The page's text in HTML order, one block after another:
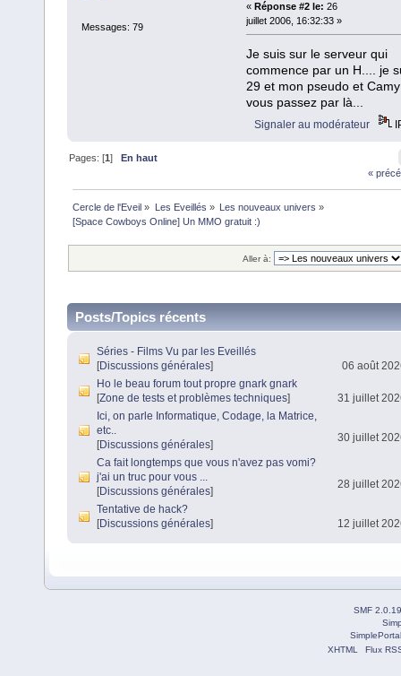
Messages: 79
« Réponse #2 le: 26
juillet 2006, 16:32:33 »
Je suis sur le serveur qui
commence par un H.... je
29 et mon pseudo et
vous passez par là...
Signaler au modérateur
Pages: [1]En haut
«
Cercle de l'Eveil » Les Eveillés » Les nouveaux univers »
[Space Cowboys Online] Un MMO gratuit :)
Aller à:
Posts/Topics récents
Séries - Films Vu par les Eveillés
[Discussions générales]
06 août
Ho le beau forum tout propre gnark gnark
[Zone de tests et problèmes techniques]
31 juillet
Ici, on parle Informatique, Codage, la Matrice,
etc..
[Discussions générales]
30 juillet
Ca fait longtemps que vous n'avez pas vomi?
j'ai un truc pour vous ...
[Discussions générales]
28 juillet
Tentative de hack?
[Discussions générales] 12 juillet
SMF 2.0.19
XHTML
Flux